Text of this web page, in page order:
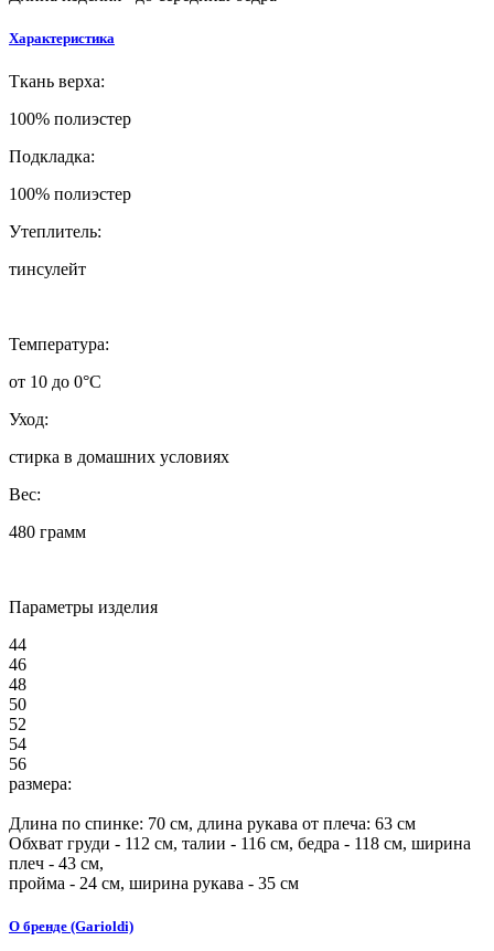
Характеристика
Ткань верха:
100% полиэстер
Подкладка:
100% полиэстер
Утеплитель:
тинсулейт
Температура:
от 10 до 0°C
Уход:
стирка в домашних условиях
Вес:
480 грамм
Параметры изделия
44
46
48
50
52
54
56
размера:
Длина по спинке: 70 см, длина рукава от плеча: 63 см
Обхват груди - 112 см, талии - 116 см, бедра - 118 см, ширина
плеч - 43 см,
пройма - 24 см, ширина рукава - 35 см
О бренде (Garioldi)